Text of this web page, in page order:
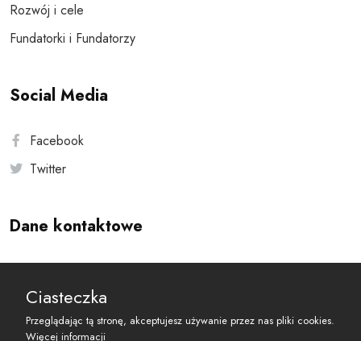
Rozwój i cele
Fundatorki i Fundatorzy
Social Media
Facebook
Twitter
Dane kontaktowe
reset@resetobywatelski.pl
Ciasteczka
Przeglądając tą stronę, akceptujesz używanie przez nas pliki cookies.
Więcej informacji